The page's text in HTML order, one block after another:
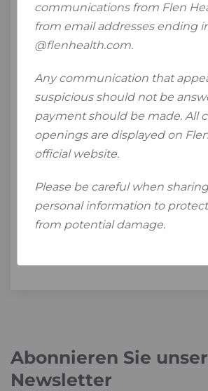
Abonnieren Sie
Newsletter
communications from Flen
from email addresses ending
@flenhealth.com.
Any communication that
suspicious should not be
payment should be made. All
openings are displayed on
official website.
Please be careful when
personal information to
from potential damage.